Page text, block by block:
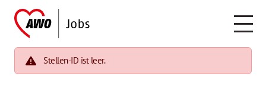
Stellen-ID ist leer.